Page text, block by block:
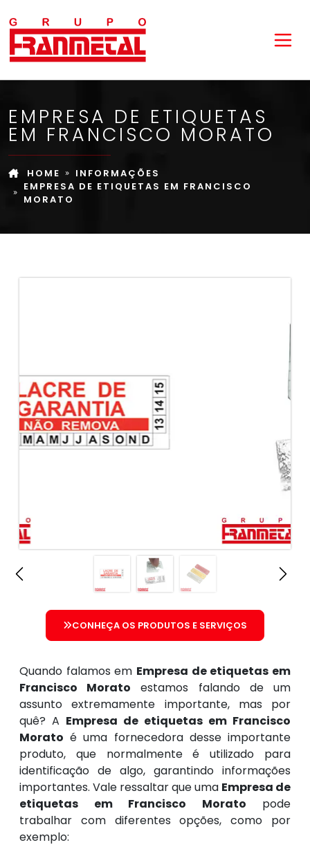
EMPRESA DE ETIQUETAS
EM FRANCISCO MORATO
HOME
INFORMAÇÕES
EMPRESA DE ETIQUETAS EM FRANCISCO
MORATO
Quando falamos em Empresa de etiquetas em
Francisco Morato estamos falando de um
assunto extremamente importante, mas por
quê? A Empresa de etiquetas em Francisco
Morato é uma fornecedora desse importante
produto, que normalmente é utilizado para
identificação de algo, garantindo informações
importantes. Vale ressaltar que uma Empresa de
etiquetas em Francisco Morato pode
trabalhar com diferentes opções, como por
exemplo:
CONHEÇA OS PRODUTOS E SERVIÇOS